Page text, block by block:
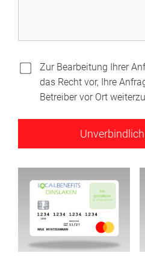
Zur Bearbeitung Ihrer
das Recht vor, Ihre
Betreiber vor Ort